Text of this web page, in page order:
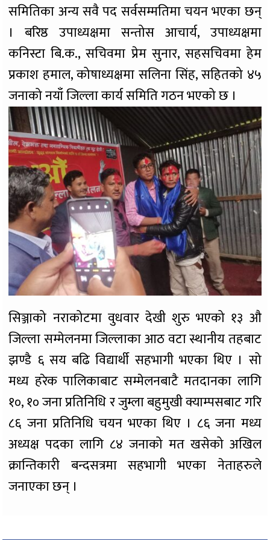
समितिका अन्य सवै पद सर्वसम्मतिमा चयन भएका छन्
। बरिष्ठ उपाध्यक्षमा सन्तोस आचार्य, उपाध्यक्षमा
कनिस्टा बि.क., सचिवमा प्रेम सुनार, सहसचिवमा हेम
प्रकाश हमाल, कोषाध्यक्षमा सलिना सिंह, सहितको ४५
जनाको नयाँ जिल्ला कार्य समिति गठन भएको छ ।
सिञ्जाको नराकोटमा वुधवार देखी शुरु भएको १३ औ
जिल्ला सम्मेलनमा जिल्लाका आठ वटा स्थानीय तहबाट
झण्डै ६ सय बढि विद्यार्थी सहभागी भएका थिए । सो
मध्य हरेक पालिकाबाट सम्मेलनबाटै मतदानका लागि
१०, १० जना प्रतिनिधि र जुम्ला बहुमुखी क्याम्पसबाट गरि
८६ जना प्रतिनिधि चयन भएका थिए । ८६ जना मध्य
अध्यक्ष पदका लागि ८४ जनाको मत खसेको अखिल
क्रान्तिकारी बन्दसत्रमा सहभागी भएका नेताहरुले
जनाएका छन् ।